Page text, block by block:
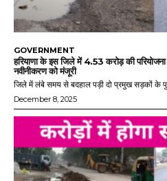
GOVERNMENT
हरियाणा के इस जिले में 4.53 करोड़ की
नवीनीकरण को मंजूरी
जिले में लंबे समय से बदहाल पड़ी दो प्रमुख सड़कों के
December 8, 2025